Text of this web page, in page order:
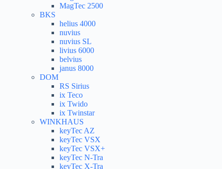
MagTec 2500
BKS
helius 4000
nuvius
nuvius SL
livius 6000
belvius
janus 8000
DOM
RS Sirius
ix Teco
ix Twido
ix Twinstar
WINKHAUS
keyTec AZ
keyTec VSX
keyTec VSX+
keyTec N-Tra
keyTec X-Tra